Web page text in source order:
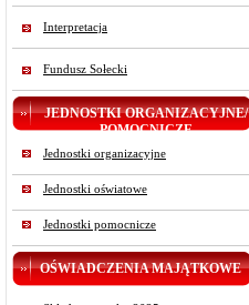
Interpretacja
Fundusz Sołecki
JEDNOSTKI ORGANIZACYJNE/
POMOCNICZE
Jednostki organizacyjne
Jednostki oświatowe
Jednostki pomocnicze
OŚWIADCZENIA MAJĄTKOWE